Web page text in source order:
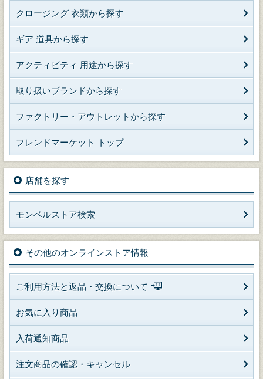
クロージング 衣類から探す
ギア 道具から探す
アクティビティ 用途から探す
取り扱いブランドから探す
ファクトリー・アウトレットから探す
フレンドマーケット トップ
店舗を探す
モンベルストア検索
その他のオンラインストア情報
ご利用方法と返品・交換について
お気に入り商品
入荷通知商品
注文商品の確認・キャンセル